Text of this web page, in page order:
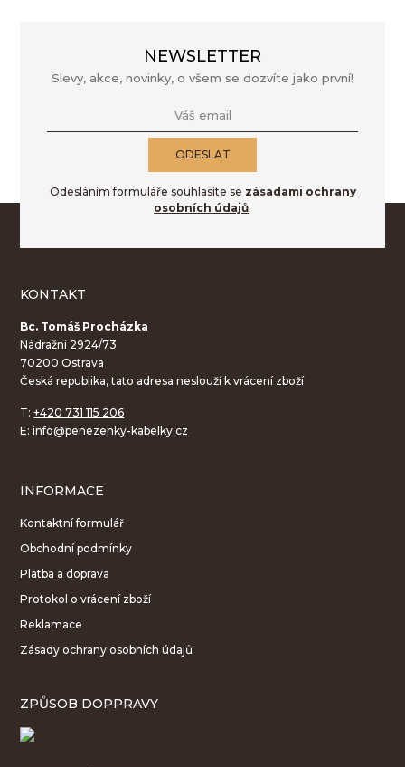
NEWSLETTER
Slevy, akce, novinky, o všem se dozvíte jako první!
Váš email
ODESLAT
Odesláním formuláře souhlasíte se zásadami ochrany
osobních údajů.
KONTAKT
Bc. Tomáš Procházka
Nádražní 2924/73
70200 Ostrava
Česká republika, tato adresa neslouží k vrácení zboží
T:+420 731 115 206
E:info@penezenky-kabelky.cz
INFORMACE
Kontaktní formulář
Obchodní podmínky
Platba a doprava
Protokol o vrácení zboží
Reklamace
Zásady ochrany osobních údajů
ZPŮSOB DOPPRAVY